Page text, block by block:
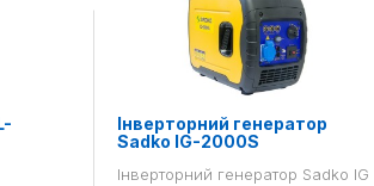
Інверторний генератор
Sadko IG-2000S
Інверторний генератор Sadko IG